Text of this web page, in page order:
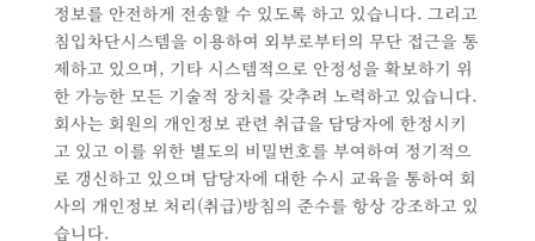
정보를 안전하게 전송할 수 있도록 하고 있습니다. 그리고
침입차단시스템을 이용하여 외부로부터의 무단 접근을 통
제하고 있으며, 기타 시스템적으로 안정성을 확보하기 위
한 가능한 모든 기술적 장치를 갖추려 노력하고 있습니다.
회사는 회원의 개인정보 관련 취급을 담당자에 한정시키
고 있고 이를 위한 별도의 비밀번호를 부여하여 정기적으
로 갱신하고 있으며 담당자에 대한 수시 교육을 통하여 회
사의 개인정보 처리(취급)방침의 준수를 항상 강조하고 있
습니다.